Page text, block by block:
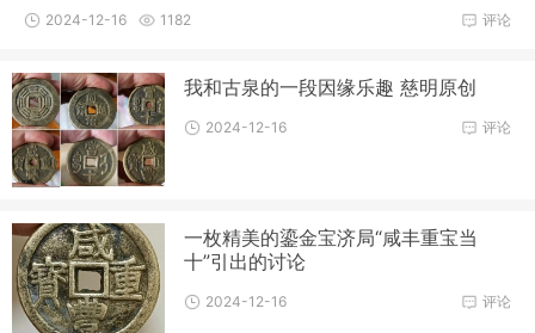
少见版，传
评论
2024-12-16 1182
我和古泉的一段因缘乐趣 慈明原创
评论
2024-12-16
一枚精美的鎏金宝济局“咸丰重宝当
十”引出的讨论
评论
2024-12-16